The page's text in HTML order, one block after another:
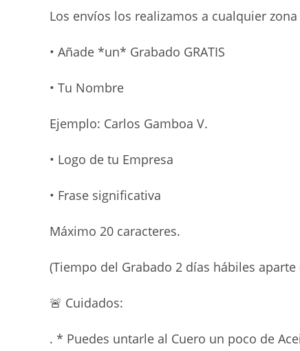
Los envíos los realizamos a cualquier
• Añade *un* Grabado GRATIS
• Tu Nombre
Ejemplo: Carlos Gamboa V.
• Logo de tu Empresa
• Frase significativa
Máximo 20 caracteres.
(Tiempo del Grabado 2 días hábiles aparte
🚨 Cuidados:
. * Puedes untarle al Cuero un poco de